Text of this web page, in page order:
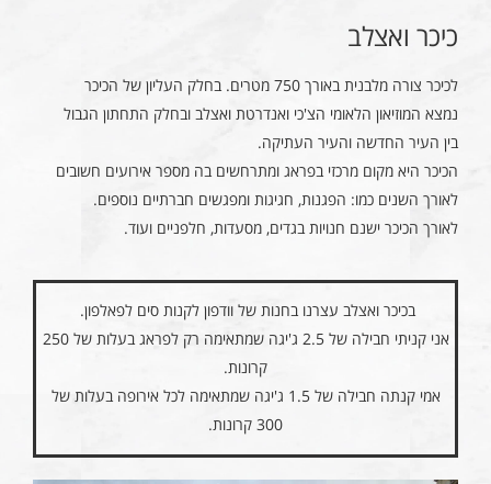
כיכר ואצלב
לכיכר צורה מלבנית באורך 750 מטרים. בחלק העליון של הכיכר
נמצא המוזיאון הלאומי הצ'כי ואנדרטת ואצלב ובחלק התחתון הגבול
בין העיר החדשה והעיר העתיקה.
הכיכר היא מקום מרכזי בפראג ומתרחשים בה מספר אירועים חשובים
לאורך השנים כמו: הפגנות, חגיגות ומפגשים חברתיים נוספים.
לאורך הכיכר ישנם חנויות בגדים, מסעדות, חלפניים ועוד.
בכיכר ואצלב עצרנו בחנות של וודפון לקנות סים לפאלפון.
אני קניתי חבילה של 2.5 ג'יגה שמתאימה רק לפראג בעלות של 250
קרונות.
אמי קנתה חבילה של 1.5 ג'יגה שמתאימה לכל אירופה בעלות של
300 קרונות.